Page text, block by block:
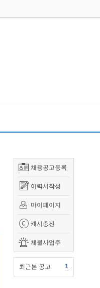
채용공고등록
이력서작성
마이페이지
캐시충전
체불사업주
최근본 공고 1